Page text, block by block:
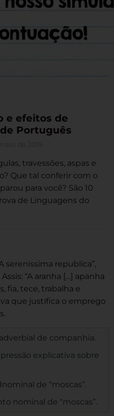
e efeitos de
Português
travessões, aspas e
Que tal conferir com o
para você? São 10
de Linguagens do
serenissima republica”,
“A aranha […] apanha
fia, tece, trabalha e
que justifica o emprego
de companhia.
explicativa sobre
de “moscas”.
nominal de “moscas”.